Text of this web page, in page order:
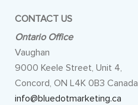
CONTACT US
Ontario Office
Vaughan
9000 Keele Street, Unit 4,
Concord, ON L4K 0B3 Canada
info@bluedotmarketing.ca